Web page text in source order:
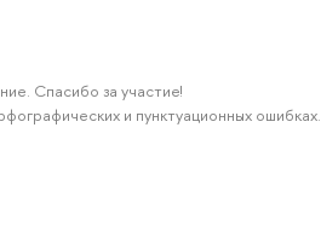
Спасибо за участие!
и пунктуационных ошибках.